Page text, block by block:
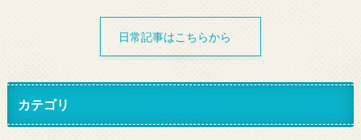
日常記事はこちらから
カテゴリ